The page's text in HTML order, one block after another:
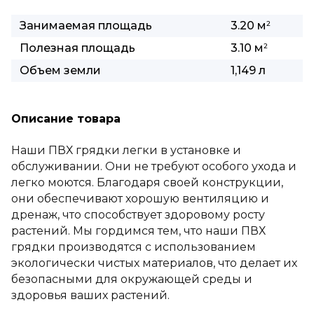
Занимаемая площадь 3.20 м2
Полезная площадь 3.10 м2
Объем земли 1,149 л
Описание товара
Наши ПВХ грядки легки в установке и
обслуживании. Они не требуют особого ухода и
легко моются. Благодаря своей конструкции,
они обеспечивают хорошую вентиляцию и
дренаж, что способствует здоровому росту
растений. Мы гордимся тем, что наши ПВХ
грядки производятся с использованием
экологически чистых материалов, что делает их
безопасными для окружающей среды и
здоровья ваших растений.